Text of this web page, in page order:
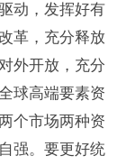
动，发挥好有
革，充分释放
外开放，充分
球高端要素资
个市场两种资
强。要更好统